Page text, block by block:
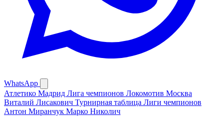
WhatsApp
Атлетико Мадрид Лига чемпионов Локомотив Москва
Виталий Лисакович Турнирная таблица Лиги чемпионов
Антон Миранчук Марко Николич